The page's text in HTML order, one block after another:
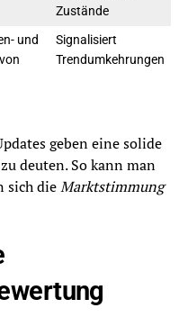
Zustände
und
Signalisiert
Trendumkehrungen
geben eine solide
deuten. So kann man
sich dieMarktstimmung